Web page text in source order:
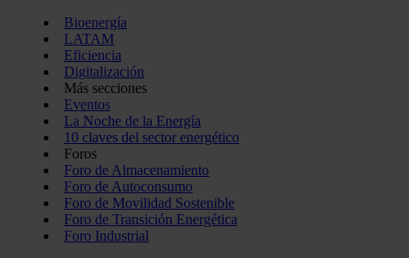
Bioenergía
LATAM
Eficiencia
Digitalización
Más secciones
Eventos
La Noche de la Energía
10 claves del sector energético
Foros
Foro de Almacenamiento
Foro de Autoconsumo
Foro de Movilidad Sostenible
Foro de Transición Energética
Foro Industrial